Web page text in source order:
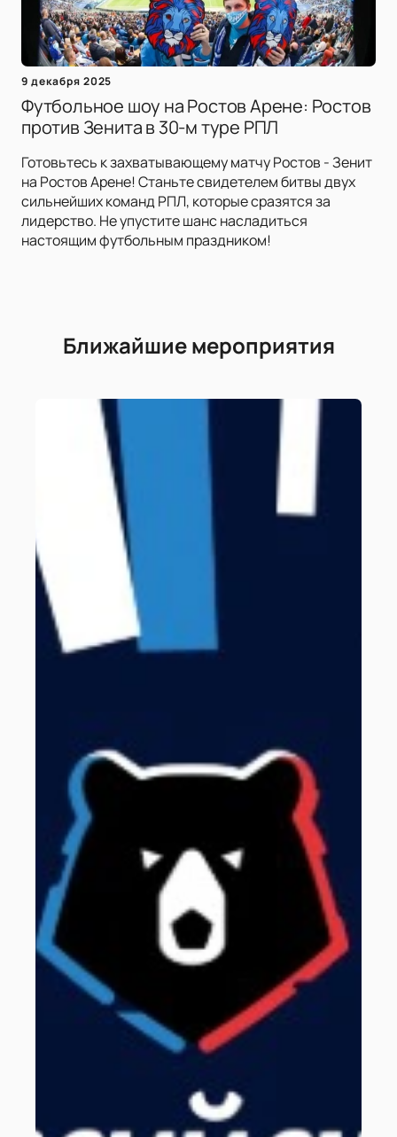
9 декабря 2025
Футбольное шоу на Ростов Арене: Ростов
против Зенита в 30-м туре РПЛ
Готовьтесь к захватывающему матчу Ростов - Зенит
на Ростов Арене! Станьте свидетелем битвы двух
сильнейших команд РПЛ, которые сразятся за
лидерство. Не упустите шанс насладиться
настоящим футбольным праздником!
Ближайшие мероприятия